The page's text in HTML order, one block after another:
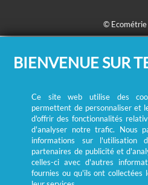
©
BIENVENUE SUR
Ce site web utilise des
permettent de personnaliser et
d'offrir des fonctionnalités
d'analyser notre trafic. Nous
informations sur l'utilisation
partenaires de publicité et
celles-ci avec d'autres
fournies ou qu'ils ont